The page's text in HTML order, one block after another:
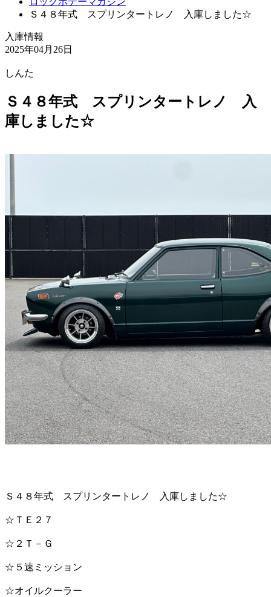
Ｓ４８年式 スプリンタートレノ 入庫しました☆
入庫情報
2025年04月26日
しんた
Ｓ４８年式 スプリンタートレノ 入
庫しました☆
Ｓ４８年式 スプリンタートレノ 入庫しました☆
☆ＴＥ２７
☆２Ｔ－Ｇ
☆５速ミッション
☆オイルクーラー